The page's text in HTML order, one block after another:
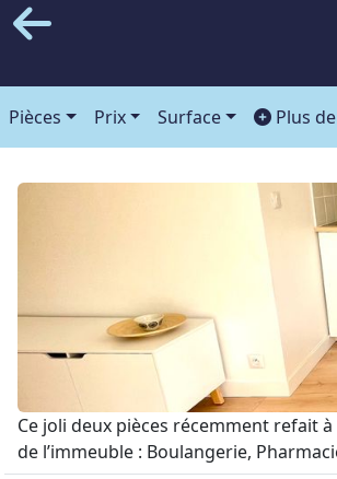
Pièces Prix Surface Plus
Ce joli deux pièces récemment refait
de l’immeuble : Boulangerie,